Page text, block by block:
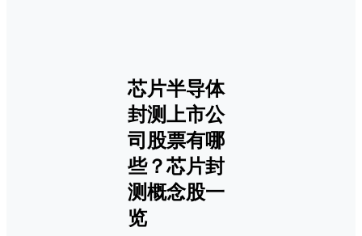
芯片半导体
封测上市公
司股票有哪
些？芯片封
测概念股一
览